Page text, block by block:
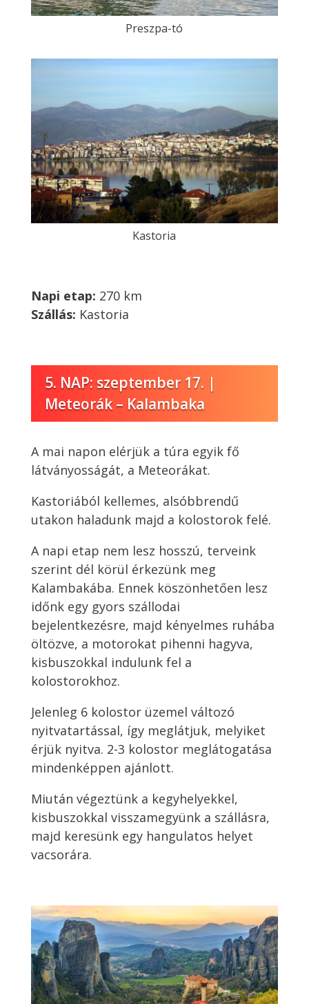
Preszpa-tó
Kastoria
Napi etap: 270 km
Szállás: Kastoria
5. NAP: szeptember 17. |
Meteorák – Kalambaka
A mai napon elérjük a túra egyik fő
látványosságát, a Meteorákat.
Kastoriából kellemes, alsóbbrendű
utakon haladunk majd a kolostorok felé.
A napi etap nem lesz hosszú, terveink
szerint dél körül érkezünk meg
Kalambakába. Ennek köszönhetően lesz
időnk egy gyors szállodai
bejelentkezésre, majd kényelmes ruhába
öltözve, a motorokat pihenni hagyva,
kisbuszokkal indulunk fel a
kolostorokhoz.
Jelenleg 6 kolostor üzemel változó
nyitvatartással, így meglátjuk, melyiket
érjük nyitva. 2-3 kolostor meglátogatása
mindenképpen ajánlott.
Miután végeztünk a kegyhelyekkel,
kisbuszokkal visszamegyünk a szállásra,
majd keresünk egy hangulatos helyet
vacsorára.